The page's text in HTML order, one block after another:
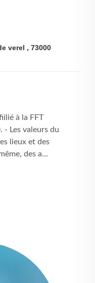
verel , 73000
à la FFT
- Les valeurs du
lieux et des
des a...